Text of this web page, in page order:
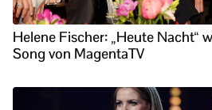
Helene Fischer: „Heute Nacht“
Song von MagentaTV